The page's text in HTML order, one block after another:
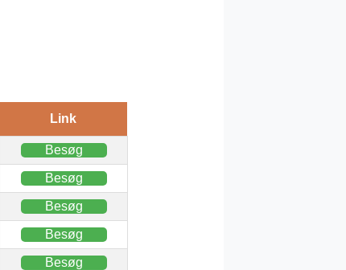
Link
Besøg
Besøg
Besøg
Besøg
Besøg